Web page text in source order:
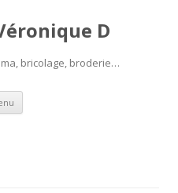
D
bricolage, broderie…
Aller
contenu